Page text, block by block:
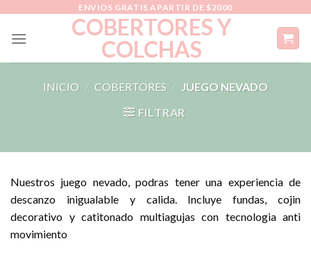
content
ENVIOS GRATIS APARTIR DE $2000
COBERTORES Y
COLCHAS
INICIO / COBERTORES / JUEGO NEVADO
FILTRAR
Nuestros juego nevado, podras tener una experiencia de
descanzo inigualable y calida. Incluye fundas, cojin
decorativo y catitonado multiagujas con tecnologia anti
movimiento